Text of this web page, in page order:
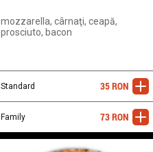
mozzarella, cârnaţi, ceapă,
prosciuto, bacon
Standard adaugă
35RON
Family adaugă
73RON